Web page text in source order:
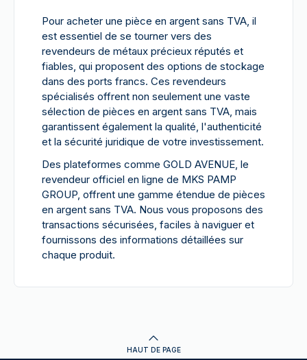
Pour acheter une pièce en argent sans TVA, il
est essentiel de se tourner vers des
revendeurs de métaux précieux réputés et
fiables, qui proposent des options de stockage
dans des ports francs. Ces revendeurs
spécialisés offrent non seulement une vaste
sélection de pièces en argent sans TVA, mais
garantissent également la qualité, l'authenticité
et la sécurité juridique de votre investissement.
Des plateformes comme GOLD AVENUE, le
revendeur officiel en ligne de MKS PAMP
GROUP, offrent une gamme étendue de pièces
en argent sans TVA. Nous vous proposons des
transactions sécurisées, faciles à naviguer et
fournissons des informations détaillées sur
chaque produit.
HAUT DE PAGE